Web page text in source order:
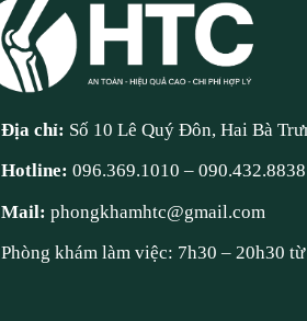
Địa chỉ: Số 10 Lê Quý Đôn, Hai Bà
Hotline:096.369.1010 –090.432.8838
Mail:phongkhamhtc@gmail.com
Phòng khám làm việc: 7h30 – 20h30